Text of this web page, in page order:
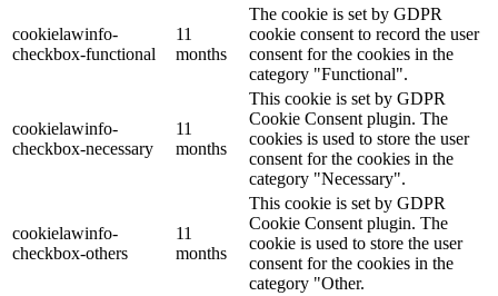
cookielawinfo-
checkbox-functional
11
months
The cookie is set by GDPR
cookie consent to record the user
consent for the cookies in the
category "Functional".
cookielawinfo-
checkbox-necessary
11
months
This cookie is set by GDPR
Cookie Consent plugin. The
cookies is used to store the user
consent for the cookies in the
category "Necessary".
cookielawinfo-
checkbox-others
11
months
This cookie is set by GDPR
Cookie Consent plugin. The
cookie is used to store the user
consent for the cookies in the
category "Other.